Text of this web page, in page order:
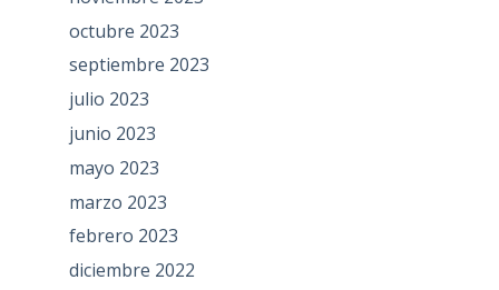
octubre 2023
septiembre 2023
julio 2023
junio 2023
mayo 2023
marzo 2023
febrero 2023
diciembre 2022